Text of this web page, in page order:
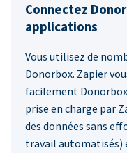
Connectez
applications
Vous utilisez de
Donorbox. Zapier
facilement
prise en charge par
des données sans
travail automatisés)